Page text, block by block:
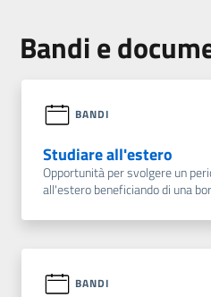
Bandi e
BANDI
Studiare all'estero
Opportunità per svolgere un
all'estero beneficiando di una
BANDI